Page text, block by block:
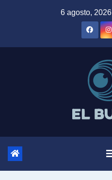
6 agosto, 2026